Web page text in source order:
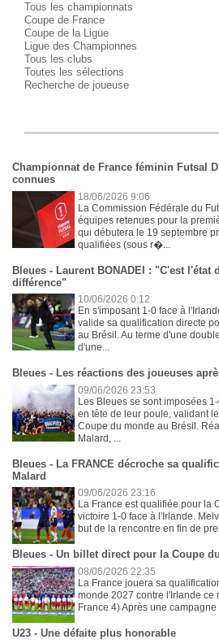
Tous les championnats
Coupe de France
Coupe de la Ligue
Ligue des Championnes
Tous les clubs
Toutes les sélections
Recherche de joueuse
Championnat de France féminin Futsal
connues
18/06/2026 9:06
La Commission Fédérale du
équipes retenues pour la
qui débutera le 19 septembre
qualifiées (sous r�...
Bleues - Laurent BONADEI : "C'est l'état
différence"
10/06/2026 0:12
En s'imposant 1-0 face à
valide sa qualification directe
au Brésil. Au terme d'une
d'une...
Bleues - Les réactions des joueuses
09/06/2026 23:53
Les Bleues se sont imposées
en tête de leur poule, validant
Coupe du monde au Brésil.
Malard, ...
Bleues - La FRANCE décroche sa
Malard
09/06/2026 23:16
La France est qualifiée pour la
victoire 1-0 face à l'Irlande.
but de la rencontre en fin de
Bleues - Un billet direct pour la Coupe
08/06/2026 22:35
La France jouera sa
monde 2027 contre l'Irlande ce
France 4) Après une campagne
U23 - Une défaite plus honorable